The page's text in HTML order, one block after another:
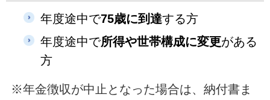
年度途中で75歳に到達する方
年度途中で所得や世帯構成に変更がある
方
※年金徴収が中止となった場合は、納付書ま